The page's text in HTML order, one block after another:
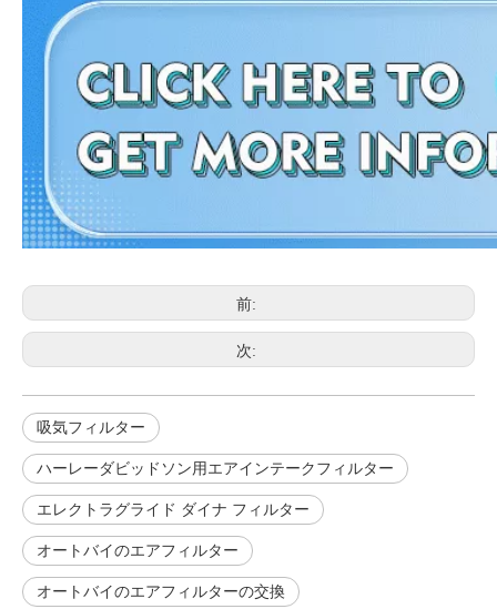
前:
次:
吸気フィルター
ハーレーダビッドソン用エアインテークフィルター
エレクトラグライド ダイナ フィルター
オートバイのエアフィルター
オートバイのエアフィルターの交換